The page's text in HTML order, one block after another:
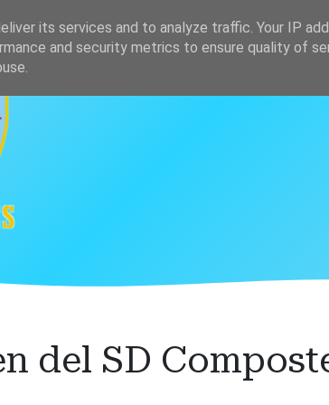
Clasificación
del SD
its services and to analyze traffic. Your IP
and security metrics to ensure quality of